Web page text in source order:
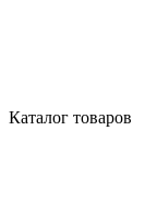
Каталог товаров